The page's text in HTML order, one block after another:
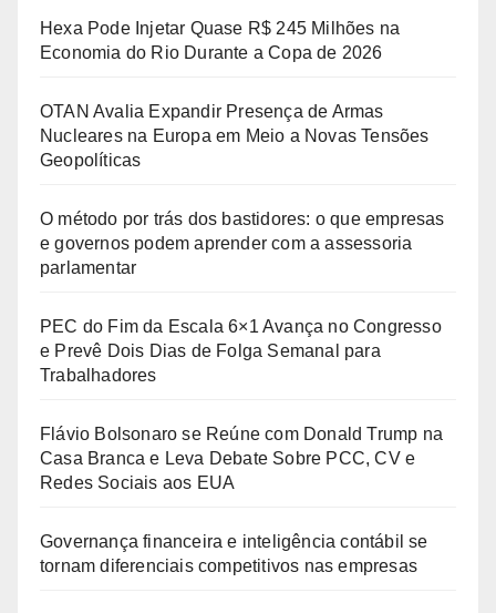
Hexa Pode Injetar Quase R$ 245 Milhões na
Economia do Rio Durante a Copa de 2026
OTAN Avalia Expandir Presença de Armas
Nucleares na Europa em Meio a Novas Tensões
Geopolíticas
O método por trás dos bastidores: o que empresas
e governos podem aprender com a assessoria
parlamentar
PEC do Fim da Escala 6×1 Avança no Congresso
e Prevê Dois Dias de Folga Semanal para
Trabalhadores
Flávio Bolsonaro se Reúne com Donald Trump na
Casa Branca e Leva Debate Sobre PCC, CV e
Redes Sociais aos EUA
Governança financeira e inteligência contábil se
tornam diferenciais competitivos nas empresas